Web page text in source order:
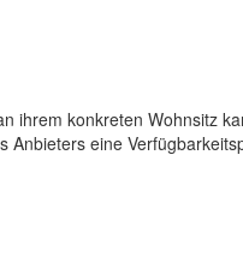
ihrem konkreten Wohnsitz
eine